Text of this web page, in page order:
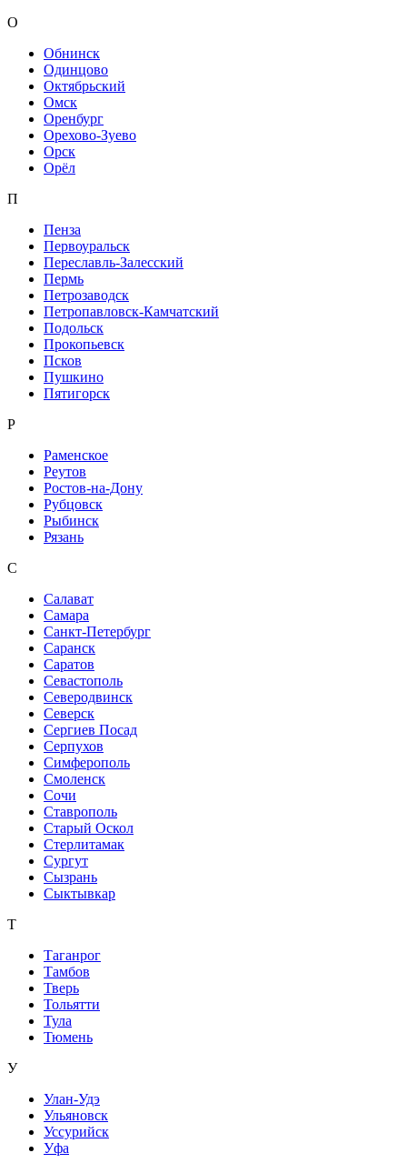
О
Обнинск
Одинцово
Октябрьский
Омск
Оренбург
Орехово-Зуево
Орск
Орёл
П
Пенза
Первоуральск
Переславль-Залесский
Пермь
Петрозаводск
Петропавловск-Камчатский
Подольск
Прокопьевск
Псков
Пушкино
Пятигорск
Р
Раменское
Реутов
Ростов-на-Дону
Рубцовск
Рыбинск
Рязань
С
Салават
Самара
Санкт-Петербург
Саранск
Саратов
Севастополь
Северодвинск
Северск
Сергиев Посад
Серпухов
Симферополь
Смоленск
Сочи
Ставрополь
Старый Оскол
Стерлитамак
Сургут
Сызрань
Сыктывкар
Т
Таганрог
Тамбов
Тверь
Тольятти
Тула
Тюмень
У
Улан-Удэ
Ульяновск
Уссурийск
Уфа